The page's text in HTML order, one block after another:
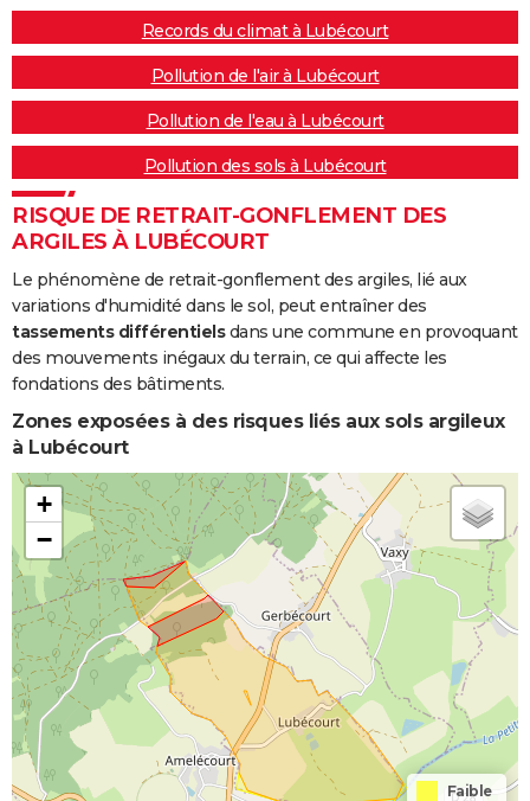
Records du climat à Lubécourt
Pollution de l'air à Lubécourt
Pollution de l'eau à Lubécourt
Pollution des sols à Lubécourt
RISQUE DE RETRAIT-GONFLEMENT DES
ARGILES À LUBÉCOURT
Le phénomène de retrait-gonflement des argiles, lié aux
variations d'humidité dans le sol, peut entraîner des
tassements différentielsdans une commune en provoquant
des mouvements inégaux du terrain, ce qui affecte les
fondations des bâtiments.
Zones exposées à des risques liés aux sols argileux
à Lubécourt
+
−
Faible